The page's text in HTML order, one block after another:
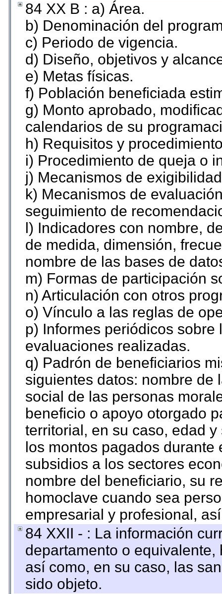
84 XX B : a) Área.
b) Denominación del
c) Periodo de vigencia.
d) Diseño, objetivos y
e) Metas físicas.
f) Población beneficiada
g) Monto aprobado,
calendarios de su
h) Requisitos y
i) Procedimiento de queja o
j) Mecanismos de
k) Mecanismos de
seguimiento de
l) Indicadores con nombre,
de medida, dimensión,
nombre de las bases de
m) Formas de participación
n) Articulación con otros
o) Vínculo a las reglas de
p) Informes periódicos
evaluaciones realizadas.
q) Padrón de beneficiarios
siguientes datos: nombre de
social de las personas
beneficio o apoyo otorgado
territorial, en su caso, edad
los montos pagados
subsidios a los sectores
nombre del beneficiario, su
homoclave cuando sea
empresarial y profesional,
84 XXII - : La información
departamento o
así como, en su caso, las
sido objeto.